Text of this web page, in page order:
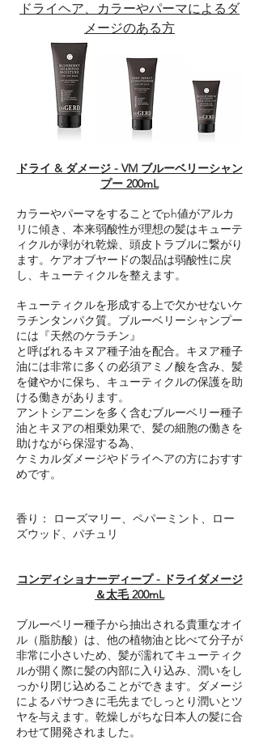
ドライヘア、カラーやパーマによるダ
メージのある方
ドライ & ダメージ - VM ブルーベリーシャン
プー 200mL
カラーやパーマをすることでph値がアルカ
リに傾き、本来弱酸性が理想の髪はキューテ
ィクルが剥がれ乾燥、頭皮トラブルに繋がり
ます。ケアオブヤードの製品は弱酸性に戻
し、キューティクルを整えます。
キューティクルを形成する上で欠かせないケ
ラチンタンパク質。ブルーベリーシャンプー
には『天然のケラチン』
と呼ばれるキヌア種子油を配合。キヌア種子
油には非常に多くの必須アミノ酸を含み、髪
を健やかに保ち、キューティクルの保護を助
ける働きがあります。
アントシアニンを多く含むブルーベリー種子
油とキヌアの相乗効果で、髪の細胞の働きを
助けながら保湿する為、
ケミカルダメージやドライヘアの方におすす
めです。
香り： ローズマリー、ペパーミント、ロー
ズウッド、パチュリ
コンディショナーディープ - ドライダメージ
＆太毛 200mL
ブルーベリー種子から抽出される貴重なオイ
ル（脂肪酸）は、他の植物油と比べて分子が
非常に小さいため、髪が濡れてキューティク
ルが開く際に髪の内部に入り込み、潤いをし
っかり閉じ込めることができます。ダメージ
によるパサつきに毛先までしっとり潤いとツ
ヤを与えます。乾燥しがちな日本人の髪に合
わせて開発されました。